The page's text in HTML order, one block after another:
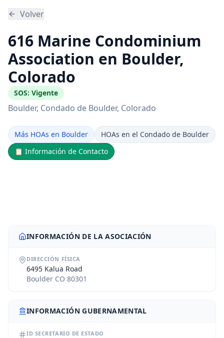
Volver
616 Marine Condominium
Association en Boulder,
Colorado
SOS: Vigente
Boulder, Condado de Boulder, Colorado
Más HOAs en Boulder
HOAs en el Condado de Boulder
📋 Información de Contacto
INFORMACIÓN DE LA ASOCIACIÓN
DIRECCIÓN FÍSICA
6495 Kalua Road
Boulder CO 80301
INFORMACIÓN GUBERNAMENTAL
ID SECRETARIO DE ESTADO